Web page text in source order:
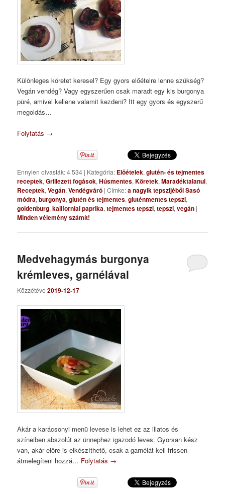
Különleges köretet keresel? Egy gyors előételre lenne szükség?
Vegán vendég? Vagy egyszerűen csak maradt egy kis burgonya
püré, amivel kellene valamit kezdeni? Itt egy gyors és egyszerű
megoldás…
Folytatás →
Ennyien olvasták: 4 534 | Kategória: Előételek,glutén- és tejmentes
receptek,Grillezett fogások,Húsmentes,Köretek,Maradéktalanul,
Receptek,Vegán,Vendégváró |Címke:a nagyik tepszijéből Sasó
módra,burgonya,glutén és tejmentes,gluténmentes tepszi,
goldenburg,kaliforniai paprika,tejmentes tepszi,tepszi,vegán |
Minden vélemény számít!
Medvehagymás burgonya
krémleves, garnélával
Közzétéve2019-12-17
Akár a karácsonyi menü levese is lehet ez az illatos és
színeiben abszolút az ünnephez igazodó leves. Gyorsan kész
van, akár előre is elkészíthető, csak a garnélát kell frissen
átmelegíteni hozzá… Folytatás →